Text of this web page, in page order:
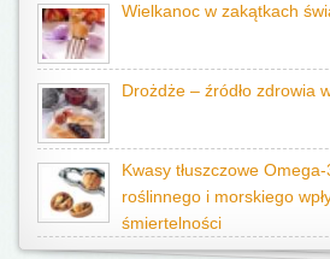
Wielkanoc w zakątkach
Drożdże – źródło zdrowia
Kwasy tłuszczowe
roślinnego i morskiego
śmiertelności